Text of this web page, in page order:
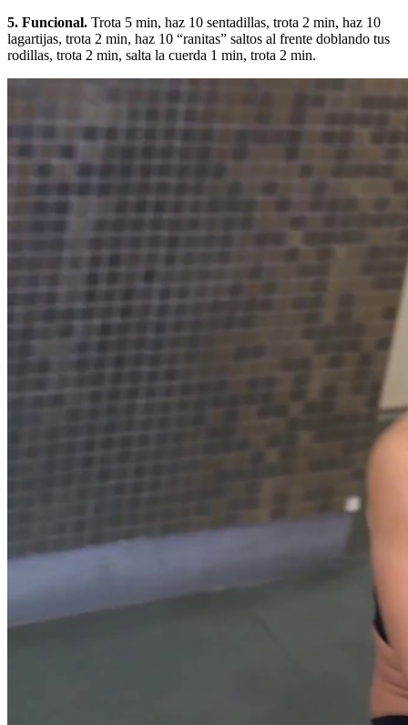
5. Funcional. Trota 5 min, haz 10 sentadillas, trota 2 min, haz 10
lagartijas, trota 2 min, haz 10 “ranitas” saltos al frente doblando tus
rodillas, trota 2 min, salta la cuerda 1 min, trota 2 min.